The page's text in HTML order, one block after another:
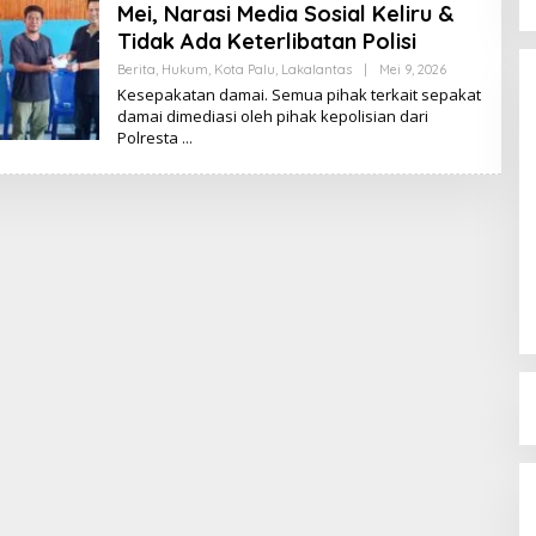
Mei, Narasi Media Sosial Keliru &
Tidak Ada Keterlibatan Polisi
Berita, Hukum, Kota Palu, Lakalantas Mei 9, 2026O
E
K
Kesepakatan damai. Semua pihak terkait sepakat
damai dimediasi oleh pihak kepolisian dari
Polresta